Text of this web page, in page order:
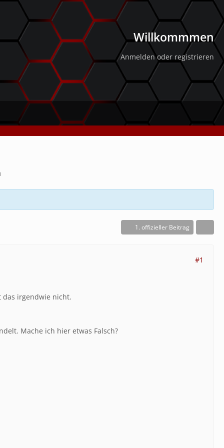
Willkommmen
Anmelden oder registrieren
1. offizieller Beitrag
#1
das irgendwie nicht.
Mache ich hier etwas Falsch?